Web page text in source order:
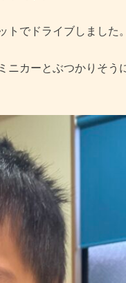
でドライブしました。
ニカーとぶつかりそう